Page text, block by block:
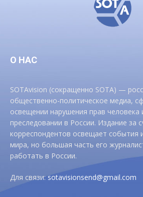
О НАС
SOTAvision (сокращенно SOTA) —
общественно-политическое медиа,
освещении нарушения прав человека
преследовании в России. Издание за
корреспондентов освещает события
мира, но большая часть его
работать в России.
Для связи:sotavisionsend@gmail.com